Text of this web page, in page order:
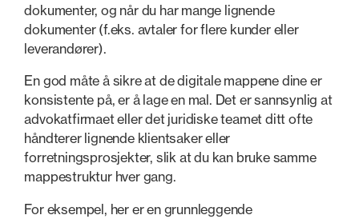
dokumenter, og når du har mange lignende
dokumenter (f.eks. avtaler for flere kunder eller
leverandører).
En god måte å sikre at de digitale mappene dine er
konsistente på, er å lage en mal. Det er sannsynlig at
advokatfirmaet eller det juridiske teamet ditt ofte
håndterer lignende klientsaker eller
forretningsprosjekter, slik at du kan bruke samme
mappestruktur hver gang.
For eksempel, her er en grunnleggende